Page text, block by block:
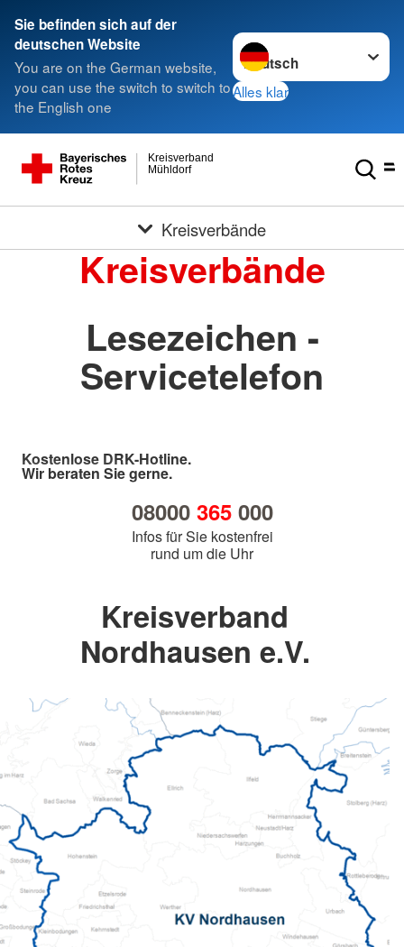
Sie befinden sich auf der
deutschen Website
You are on the German website,
you can use the switch to switch to
the English one
Sprache wechseln zu
Alles klar
Mühldorf
Kreisverband
Kreisverbände
Kreisverbände
Lesezeichen -
Servicetelefon
Kostenlose DRK-Hotline.
Wir beraten Sie gerne.
08000 365000
Infos für Sie kostenfrei
rund um die Uhr
Kreisverband
Nordhausen e.V.